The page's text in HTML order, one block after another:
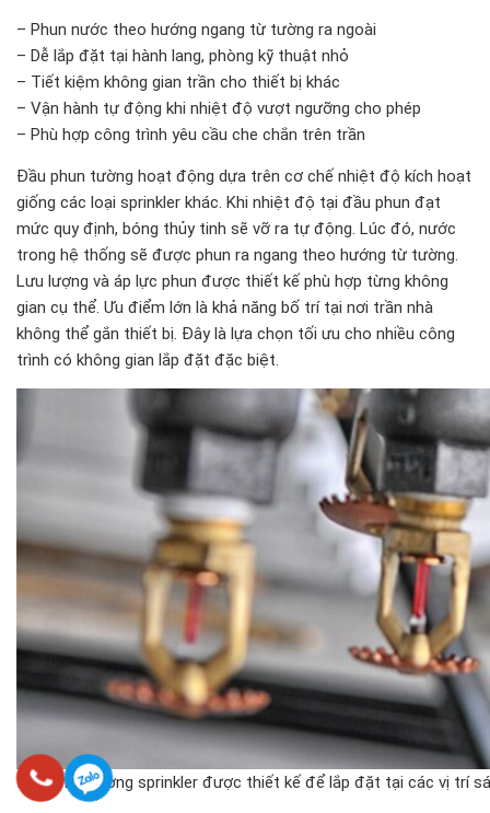
– Phun nước theo hướng ngang từ tường ra ngoài
– Dễ lắp đặt tại hành lang, phòng kỹ thuật nhỏ
– Tiết kiệm không gian trần cho thiết bị khác
– Vận hành tự động khi nhiệt độ vượt ngưỡng cho phép
– Phù hợp công trình yêu cầu che chắn trên trần
Đầu phun tường hoạt động dựa trên cơ chế nhiệt độ kích hoạt
giống các loại sprinkler khác. Khi nhiệt độ tại đầu phun đạt
mức quy định, bóng thủy tinh sẽ vỡ ra tự động. Lúc đó, nước
trong hệ thống sẽ được phun ra ngang theo hướng từ tường.
Lưu lượng và áp lực phun được thiết kế phù hợp từng không
gian cụ thể. Ưu điểm lớn là khả năng bố trí tại nơi trần nhà
không thể gắn thiết bị. Đây là lựa chọn tối ưu cho nhiều công
trình có không gian lắp đặt đặc biệt.
Đầu phun tường sprinkler được thiết kế để lắp đặt tại các vị trí